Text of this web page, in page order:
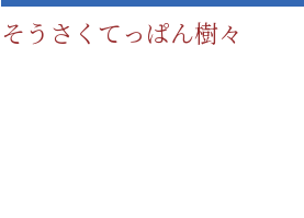
そうさくてっぱん樹々